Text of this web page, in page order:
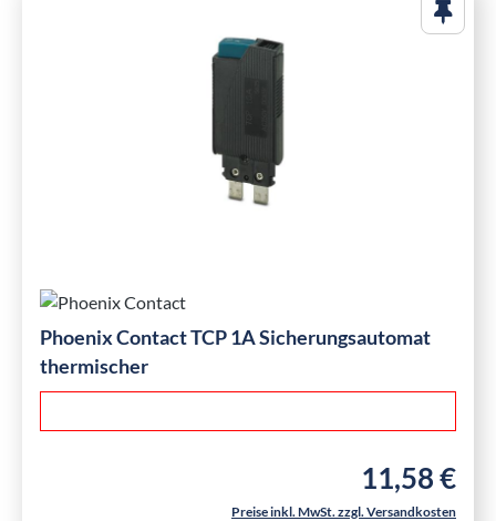
Phoenix Contact TCP 1A Sicherungsautomat
thermischer
Regulärer
11,58 €
Preise inkl. MwSt. zzgl. Versandkosten